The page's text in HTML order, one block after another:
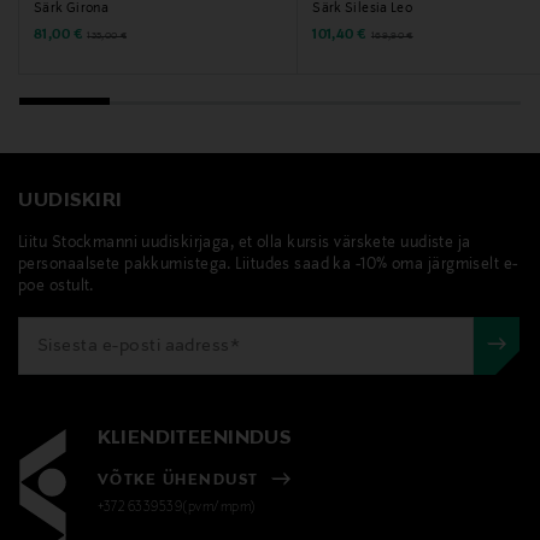
Särk Girona
Discounted Price
81,00 € Original Price
135,00 €
Särk Silesia Leo
Discounted Price
101,40 € Original Price
169,90 €
UUDISKIRI
Liitu Stockmanni uudiskirjaga, et olla kursis värskete uudiste ja
personaalsete pakkumistega. Liitudes saad ka -10% oma järgmiselt e-
poe ostult.
KLIENDITEENINDUS
VÕTKE ÜHENDUST
+372 6339539(pvm/mpm)